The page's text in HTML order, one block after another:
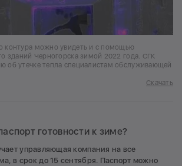
контура можно увидеть и с помощью
зданий Черногорска зимой 2022 года. СГК
об утечке тепла специалистам обслуживающей
Скачать
готовности к зиме?
управляющая компания на все
в срок до 15 сентября. Паспорт можно